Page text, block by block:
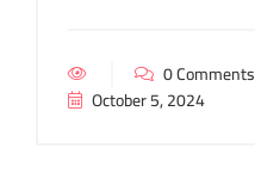
0 Comments
October 5, 2024